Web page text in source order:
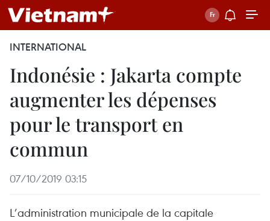
INTERNATIONAL
Indonésie : Jakarta compte
augmenter les dépenses
pour le transport en
commun
07/10/2019 03:15
L’administration municipale de la capitale